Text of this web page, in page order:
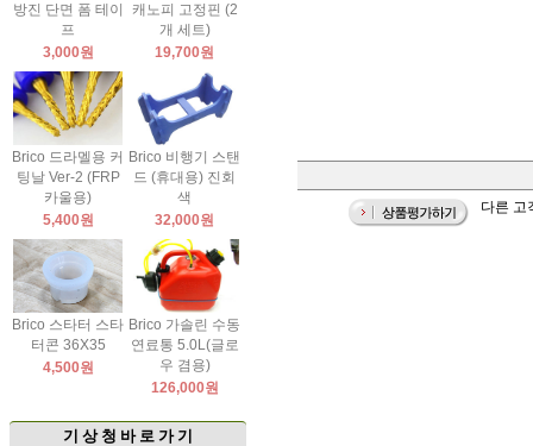
방진 단면 폼 테이
프
3,000원
캐노피 고정핀 (2
개 세트)
19,700원
Brico 드라멜용 커
팅날 Ver-2 (FRP
카울용)
5,400원
Brico 비행기 스탠
드 (휴대용) 진회
색
32,000원
Brico 스타터 스타
터콘 36X35
4,500원
Brico 가솔린 수동
연료통 5.0L(글로
우 겸용)
126,000원
기 상 청 바 로 가 기
다른 고